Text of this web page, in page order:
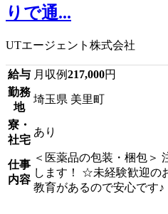
りで通...
UTエージェント株式会社
給与 月収例217,000円
勤務
地
埼玉県 美里町
寮・
社宅
あり
仕事
内容
＜医薬品の包装・梱包＞
します！ ☆未経験歓迎
教育があるので安心です♪